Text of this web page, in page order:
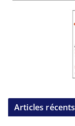
Articles récents